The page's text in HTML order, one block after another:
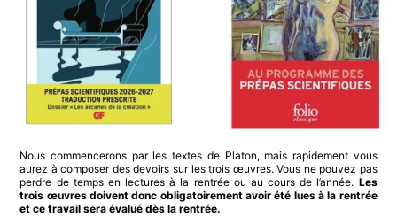
Nous commencerons par les textes de Platon, mais rapidement vous
aurez à composer des devoirs sur les trois œuvres. Vous ne pouvez pas
perdre de temps en lectures à la rentrée ou au cours de l’année. Les
trois œuvres doivent donc obligatoirement avoir été lues à la rentrée
et ce travail sera évalué dès la rentrée.